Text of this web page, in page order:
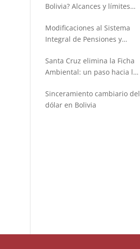
Bolivia? Alcances y límites
hereditaria
Modificaciones al Sistema
Integral de Pensiones y
Santa Cruz elimina la Ficha
Ambiental: un paso hacia la
Sinceramiento cambiario del
dólar en Bolivia